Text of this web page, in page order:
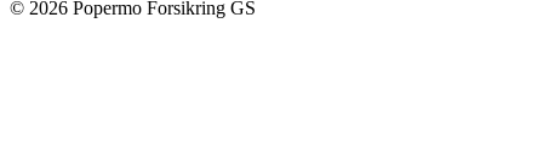
© 2026 Popermo Forsikring GS